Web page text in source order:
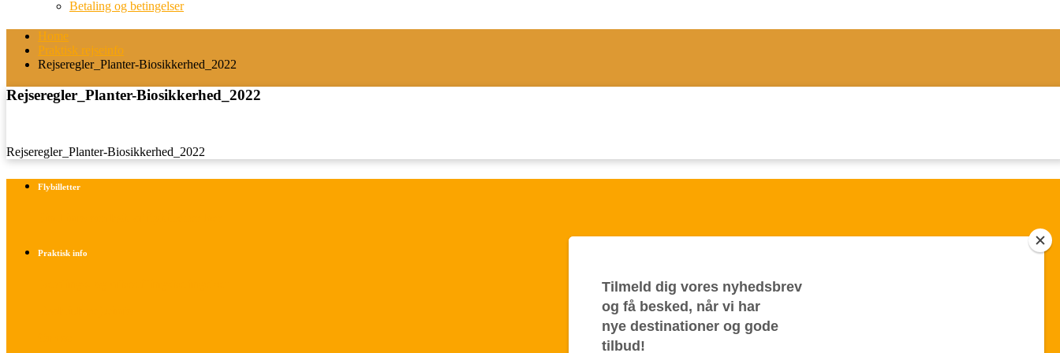
Betaling og betingelser
Home
Praktisk rejseinfo
Rejseregler_Planter-Biosikkerhed_2022
Rejseregler_Planter-Biosikkerhed_2022
Rejseregler_Planter-Biosikkerhed_2022
Flybilletter
Praktisk info